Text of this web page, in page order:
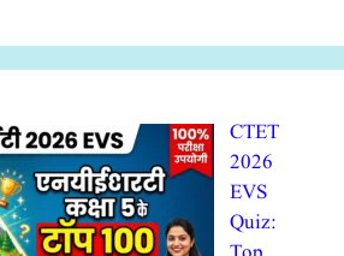
CTET
2026
EVS
Quiz: